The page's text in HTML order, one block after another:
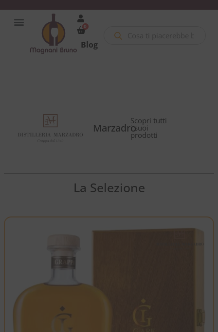
0
Blog
Marzadro
Scopri tutti
i suoi
prodotti
La Selezione